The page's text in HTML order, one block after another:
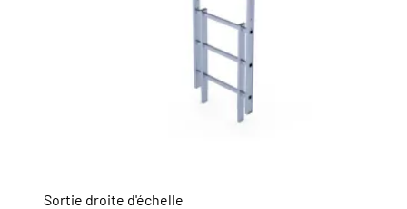
Sortie droite d'échelle